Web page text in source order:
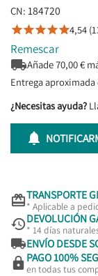
CN: 184720
4,54
Remescar
Añade70,00€
Entrega aproximada
¿Necesitas ayuda?

TRANSPORTE
* Aplicable a
DEVOLUCIÓN
* 14 días
ENVÍO DESDE
 PAGO 100%
en todas tus